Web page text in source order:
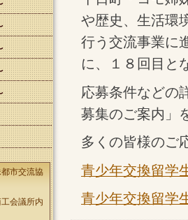
や歴史、生活環
行う交流事業に
に、１８回目と
応募条件などの
募集のご案内」
多くの皆様のご
青少年交換留学
青少年交換留
市交流協
会議所内